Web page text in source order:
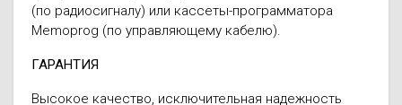
(по радиосигналу) или кассеты-программатора
Memoprog (по управляющему кабелю).
ГАРАНТИЯ
Высокое качество, исключительная надежность